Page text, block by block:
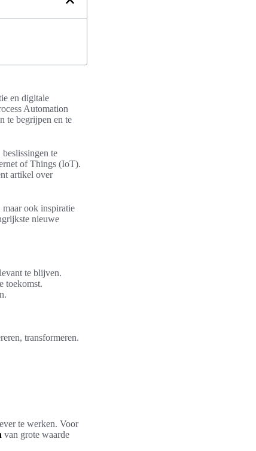
en digitale
Automation
te begrijpen en te
te
of Things (IoT).
artikel over
ook inspiratie
nieuwe
te blijven.
toekomst.
transformeren.
te werken. Voor
van grote waarde